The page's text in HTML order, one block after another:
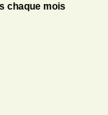
chaque mois